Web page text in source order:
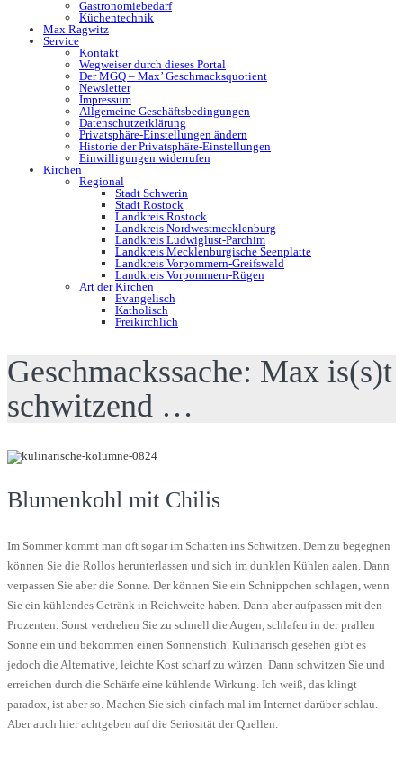
Gastronomiebedarf
Küchentechnik
Max Ragwitz
Service
Kontakt
Wegweiser durch dieses Portal
Der MGQ – Max’ Geschmacksquotient
Newsletter
Impressum
Allgemeine Geschäftsbedingungen
Datenschutzerklärung
Privatsphäre-Einstellungen ändern
Historie der Privatsphäre-Einstellungen
Einwilligungen widerrufen
Kirchen
Regional
Stadt Schwerin
Stadt Rostock
Landkreis Rostock
Landkreis Nordwestmecklenburg
Landkreis Ludwiglust-Parchim
Landkreis Mecklenburgische Seenplatte
Landkreis Vorpommern-Greifswald
Landkreis Vorpommern-Rügen
Art der Kirchen
Evangelisch
Katholisch
Freikirchlich
Geschmackssache: Max is(s)t
schwitzend …
Blumenkohl mit Chilis
Im Sommer kommt man oft sogar im Schatten ins Schwitzen. Dem zu begegnen
können Sie die Rollos herunterlassen und sich im dunklen Kühlen aalen. Dann
verpassen Sie aber die Sonne. Der können Sie ein Schnippchen schlagen, wenn
Sie ein kühlendes Getränk in Reichweite haben. Dann aber aufpassen mit den
Prozenten. Sonst verdrehen Sie zu schnell die Augen, schlafen in der prallen
Sonne ein und bekommen einen Sonnenstich. Kulinarisch gesehen gibt es
jedoch die Alternative, leichte Kost scharf zu würzen. Dann schwitzen Sie und
erreichen durch die Schärfe eine kühlende Wirkung. Ich weiß, das klingt
paradox, ist aber so. Machen Sie sich einfach mal im Internet darüber schlau.
Aber auch hier achtgeben auf die Seriosität der Quellen.